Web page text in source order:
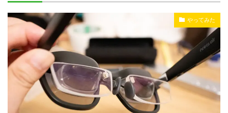
やってみた